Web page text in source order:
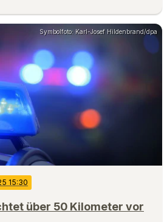
Symbolfoto: Karl-Josef Hildenbrand/dpa
15:30
über 50 Kilometer vor